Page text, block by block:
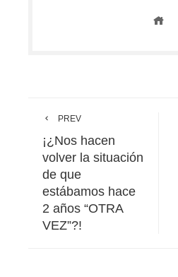
PREV
¡¿Nos hacen
volver la situación
de que
estábamos hace
2 años “OTRA
VEZ”?!